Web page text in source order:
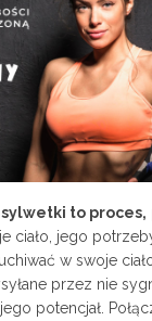
2023
sylwetki to proces,
ciało, jego
w swoje
przez nie
potencjał.